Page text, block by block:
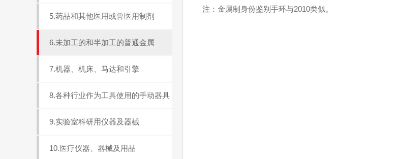
5.药品和其他医用或兽医用制剂
6.未加工的和半加工的普通金属
7.机器、机床、马达和引擎
8.各种行业作为工具使用的手动器具
9.实验室科研用仪器及器械
10.医疗仪器、器械及用品
注：金属制身份鉴别手环与2010类似。